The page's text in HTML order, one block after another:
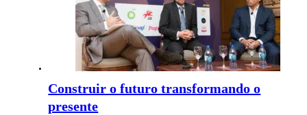
Construir o futuro transformando o
presente